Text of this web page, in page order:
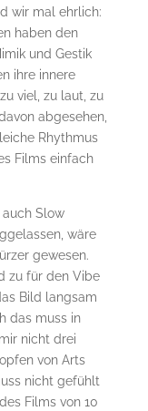
wir mal ehrlich:
haben den
und Gestik
ihre innere
viel, zu laut, zu
abgesehen,
Rhythmus
Films einfach
Slow
wäre
gewesen.
zu für den Vibe
Bild langsam
das muss in
nicht drei
von Arts
nicht gefühlt
Films von 10